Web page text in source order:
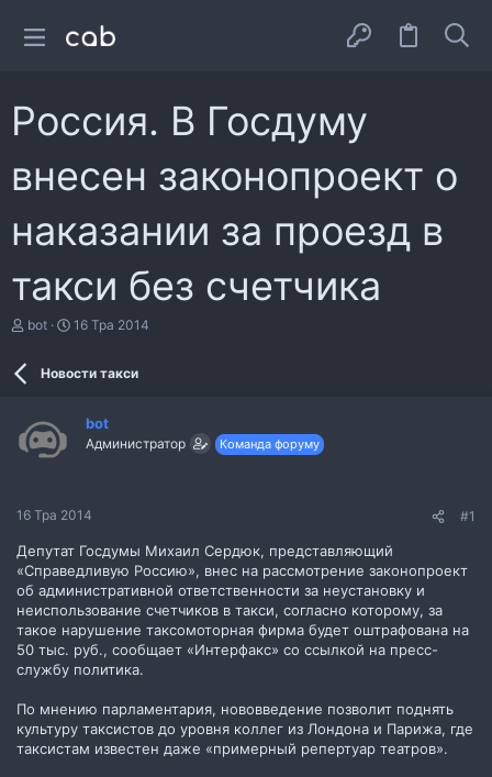
Россия. В Госдуму
внесен законопроект о
наказании за проезд в
такси без счетчика
А
е
м
bot
Д
а
н
16 Тра 2014
Новости такси
bot
Администратор Команда форуму
16 Тра 2014 #1
Депутат Госдумы Михаил Сердюк, представляющий
«Справедливую Россию», внес на рассмотрение законопроект
об административной ответственности за неустановку и
неиспользование счетчиков в такси, согласно которому, за
такое нарушение таксомоторная фирма будет оштрафована на
50 тыс. руб., сообщает «Интерфакс» со ссылкой на пресс-
службу политика.
По мнению парламентария, нововведение позволит поднять
культуру таксистов до уровня коллег из Лондона и Парижа, где
таксистам известен даже «примерный репертуар театров».